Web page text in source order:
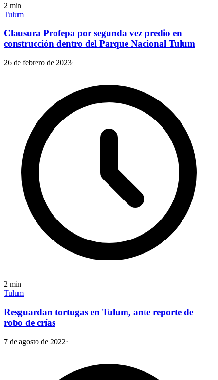
2 min
Tulum
Clausura Profepa por segunda vez predio en
construcción dentro del Parque Nacional Tulum
26 de febrero de 2023·
2 min
Tulum
Resguardan tortugas en Tulum, ante reporte de
robo de crías
7 de agosto de 2022·